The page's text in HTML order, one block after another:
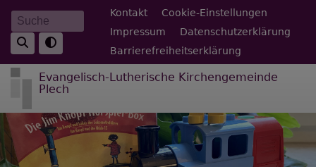
Direkt
zum
Inhalt
Suche Fußbereichsmenü
Kontakt
Cookie-Einstellungen
Impressum
Datenschutzerklärung
Barrierefreiheitserklärung
Evangelisch-Lutherische Kirchengemeinde
Plech